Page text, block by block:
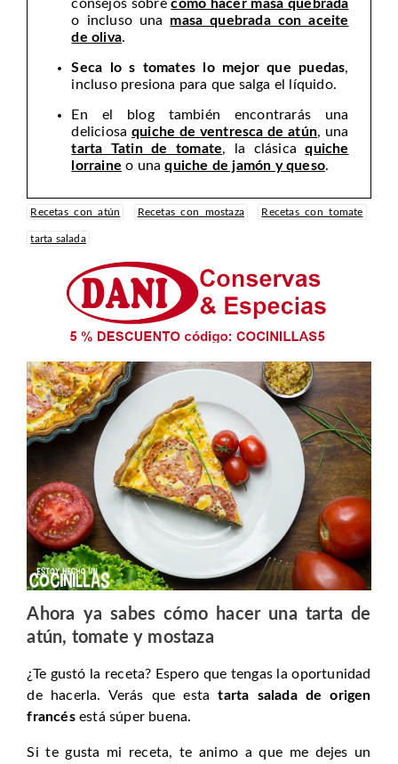
consejos sobrecómo hacer masa quebrada
o incluso una masa quebrada con aceite
de oliva.
Seca lo s tomates lo mejor que puedas,
incluso presiona para que salga el líquido.
En el blog también encontrarás una
deliciosa quiche de ventresca de atún, una
tarta Tatin de tomate, la clásicaquiche
lorraine o unaquiche de jamón y queso.
Recetas con atún Recetas con mostaza Recetas con tomate
tarta salada
Ahora ya sabes cómo hacer una tarta de
atún, tomate y mostaza
¿Te gustó la receta? Espero que tengas la oportunidad
de hacerla. Verás que estatarta salada de origen
francésestá súper buena.
Si te gusta mi receta, te animo a que me dejes un